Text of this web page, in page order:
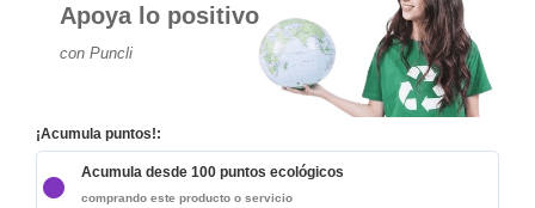
Apoya lo positivo
con Puncli
¡Acumula puntos!:
Acumula desde 100 puntos ecológicos
comprando este producto o servicio